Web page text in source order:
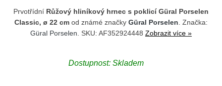
Prvotřídní Růžový hliníkový hrnec s poklicí Güral Porselen
Classic, ø 22 cm od známé značky Güral Porselen . Značka:
Güral Porselen . SKU: AF352924448 Zobrazit více »
Dostupnost: Skladem